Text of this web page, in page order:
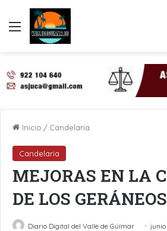
Menú
Inicio / Candelaria
Candelaria
MEJORAS EN LA
DE LOS
Diario Digital del Valle de Güímar